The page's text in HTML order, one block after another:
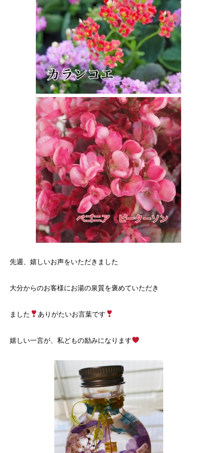
先週、嬉しいお声をいただきました
大分からのお客様にお湯の泉質を褒めていただき
ました ありがたいお言葉です
嬉しい一言が、私どもの励みになります